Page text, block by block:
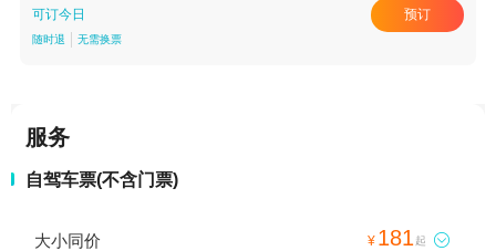
可订今日
随时退 无需换票
预订
服务
自驾车票(不含门票)
大小同价 ¥ 181 起 